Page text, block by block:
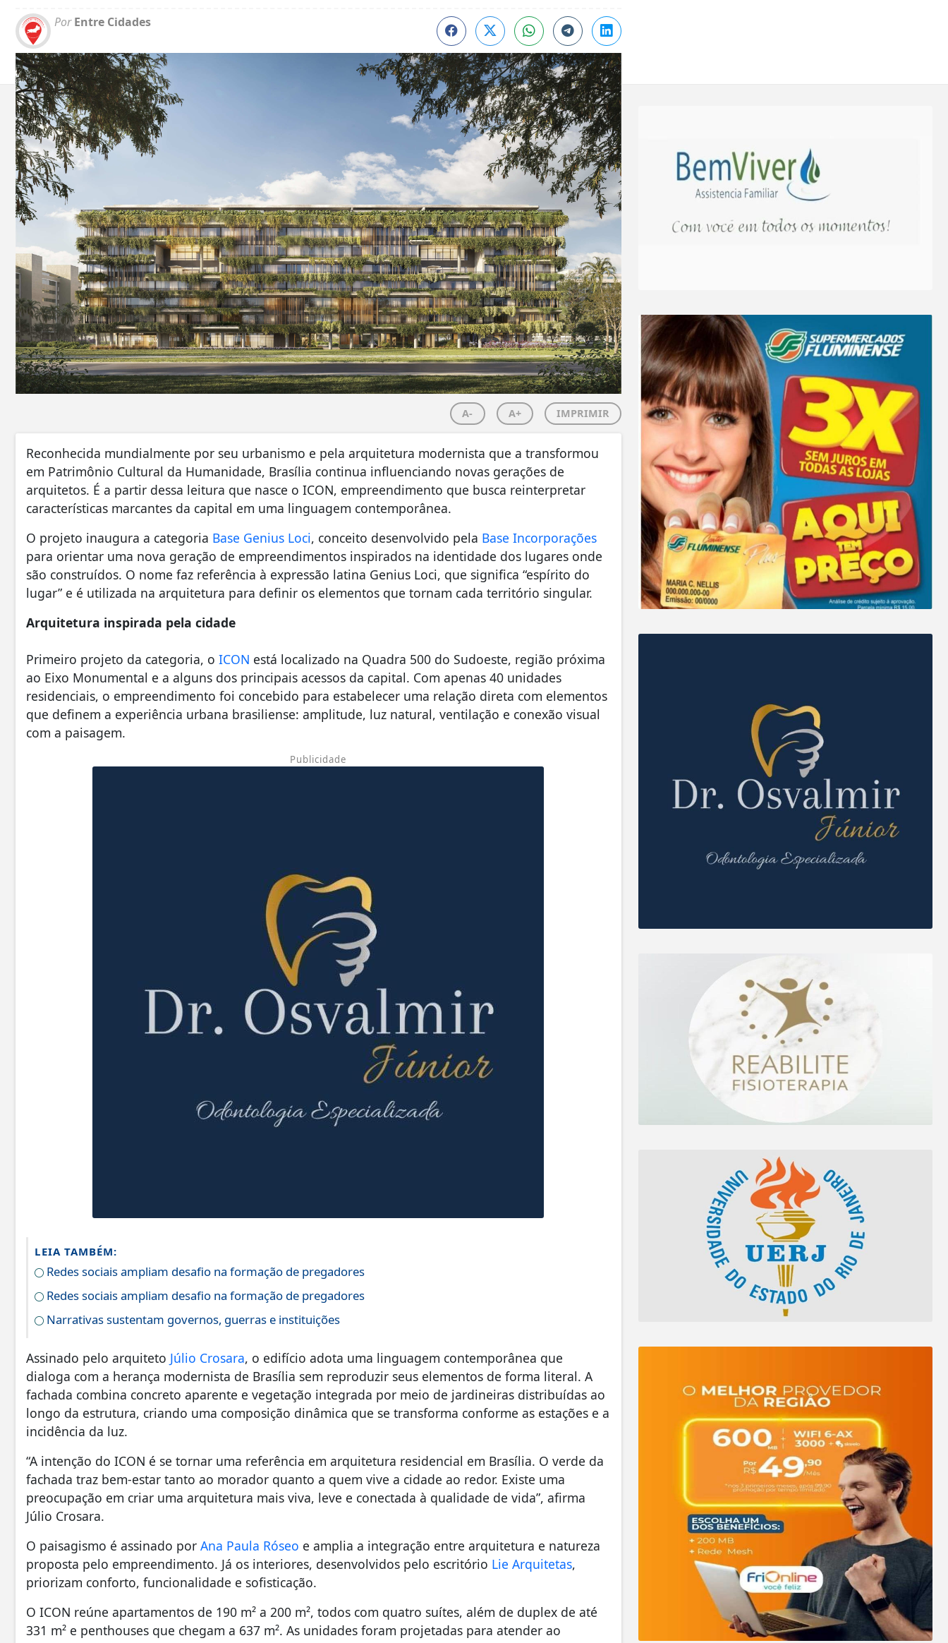
PorEntre Cidades
A- A+ IMPRIMIR
Reconhecida mundialmente por seu urbanismo e pela arquitetura modernista que a transformou
em Patrimônio Cultural da Humanidade, Brasília continua influenciando novas gerações de
arquitetos. É a partir dessa leitura que nasce o ICON, empreendimento que busca reinterpretar
características marcantes da capital em uma linguagem contemporânea.
O projeto inaugura a categoria Base Genius Loci, conceito desenvolvido pela Base Incorporações
para orientar uma nova geração de empreendimentos inspirados na identidade dos lugares onde
são construídos. O nome faz referência à expressão latina Genius Loci, que significa “espírito do
lugar” e é utilizada na arquitetura para definir os elementos que tornam cada território singular.
Arquitetura inspirada pela cidade
Primeiro projeto da categoria, o ICON está localizado na Quadra 500 do Sudoeste, região próxima
ao Eixo Monumental e a alguns dos principais acessos da capital. Com apenas 40 unidades
residenciais, o empreendimento foi concebido para estabelecer uma relação direta com elementos
que definem a experiência urbana brasiliense: amplitude, luz natural, ventilação e conexão visual
com a paisagem.
Publicidade
LEIA TAMBÉM:
Redes sociais ampliam desafio na formação de pregadores
Redes sociais ampliam desafio na formação de pregadores
Narrativas sustentam governos, guerras e instituições
Assinado pelo arquiteto Júlio Crosara, o edifício adota uma linguagem contemporânea que
dialoga com a herança modernista de Brasília sem reproduzir seus elementos de forma literal. A
fachada combina concreto aparente e vegetação integrada por meio de jardineiras distribuídas ao
longo da estrutura, criando uma composição dinâmica que se transforma conforme as estações e a
incidência da luz.
“A intenção do ICON é se tornar uma referência em arquitetura residencial em Brasília. O verde da
fachada traz bem-estar tanto ao morador quanto a quem vive a cidade ao redor. Existe uma
preocupação em criar uma arquitetura mais viva, leve e conectada à qualidade de vida”, afirma
Júlio Crosara.
O paisagismo é assinado por Ana Paula Róseo e amplia a integração entre arquitetura e natureza
proposta pelo empreendimento. Já os interiores, desenvolvidos pelo escritório Lie Arquitetas,
priorizam conforto, funcionalidade e sofisticação.
O ICON reúne apartamentos de 190 m² a 200 m², todos com quatro suítes, além de duplex de até
331 m² e penthouses que chegam a 637 m². As unidades foram projetadas para atender ao